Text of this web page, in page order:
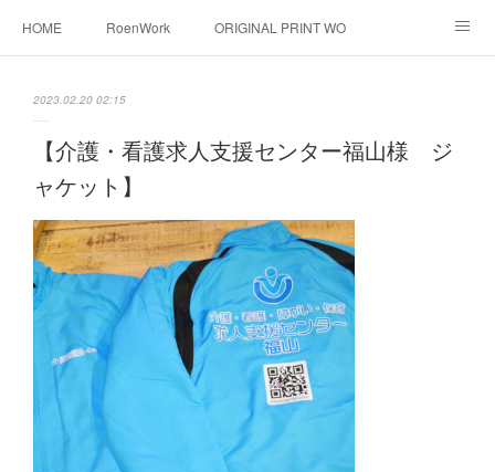
HOME RoenWork ORIGINAL PRINT WORK SHOP
転写（カッティングシート）
シルクスクリーン その他 お問い合わせ
そっくりさんマスク 画像提供方法 メデイア掲載
2023.02.20 02:15
【介護・看護求人支援センター福山様 ジ
ャケット】